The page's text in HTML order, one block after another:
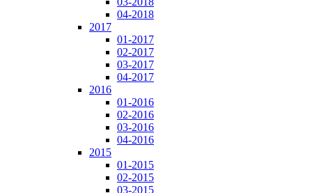
04-2018
2017
01-2017
02-2017
03-2017
04-2017
2016
01-2016
02-2016
03-2016
04-2016
2015
01-2015
02-2015
03-2015